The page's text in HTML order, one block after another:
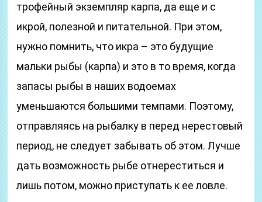
трофейный экземпляр карпа, да еще и с
икрой, полезной и питательной. При этом,
нужно помнить, что икра – это будущие
мальки рыбы (карпа) и это в то время, когда
запасы рыбы в наших водоемах
уменьшаются большими темпами. Поэтому,
отправляясь на рыбалку в перед нерестовый
период, не следует забывать об этом. Лучше
дать возможность рыбе отнереститься и
лишь потом, можно приступать к ее ловле.